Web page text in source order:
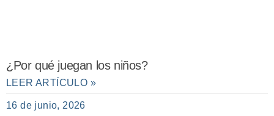
¿Por qué juegan los niños?
LEER ARTÍCULO »
16 de junio, 2026